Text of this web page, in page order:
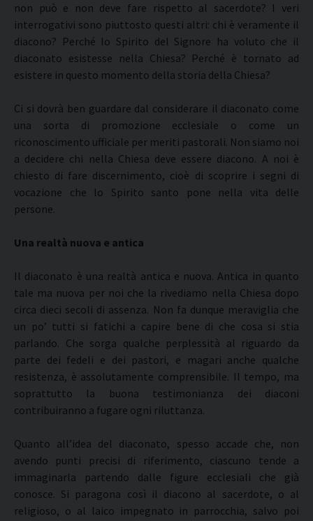
non può e non deve fare rispetto al sacerdote? I veri
interrogativi sono piuttosto questi altri: chi è veramente il
diacono? Perché lo Spirito del Signore ha voluto che il
diaconato esistesse nella Chiesa? Perché è tornato ad
esistere in questo momento della storia della Chiesa?
Ci si dovrà ben guardare dal considerare il diaconato come
una sorta di promozione ecclesiale o come un
riconoscimento ufficiale per meriti pastorali. Non siamo noi
a decidere chi nella Chiesa deve essere diacono. A noi è
chiesto di fare discernimento, cioè di scoprire i segni di
vocazione che lo Spirito santo pone nella vita delle
persone.
Una realtà nuova e antica
Il diaconato è una realtà antica e nuova. Antica in quanto
tale ma nuova per noi che la rivediamo nella Chiesa dopo
circa dieci secoli di assenza. Non fa dunque meraviglia che
un po’ tutti si fatichi a capire bene di che cosa si stia
parlando. Che sorga qualche perplessità al riguardo da
parte dei fedeli e dei pastori, e magari anche qualche
resistenza, è assolutamente comprensibile. Il tempo, ma
soprattutto la buona testimonianza dei diaconi
contribuiranno a fugare ogni riluttanza.
Quanto all’idea del diaconato, spesso accade che, non
avendo punti precisi di riferimento, ciascuno tende a
immaginarla partendo dalle figure ecclesiali che già
conosce. Si paragona così il diacono al sacerdote, o al
religioso, o al laico impegnato in parrocchia, salvo poi